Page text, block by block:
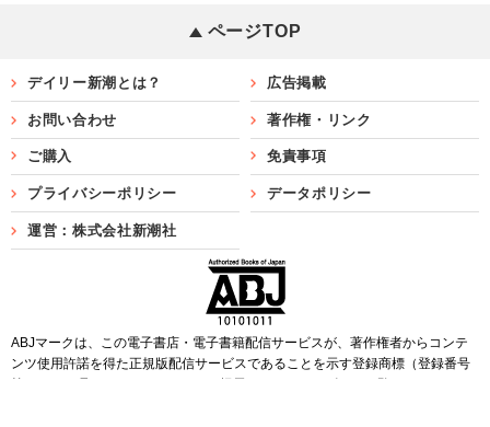
ページTOP
デイリー新潮とは？ 広告掲載
お問い合わせ 著作権・リンク
ご購入 免責事項
プライバシーポリシー データポリシー
運営：株式会社新潮社
ABJマークは、この電子書店・電子書籍配信サービスが、著作権者からコンテ
ンツ使用許諾を得た正規版配信サービスであることを示す登録商標（登録番号